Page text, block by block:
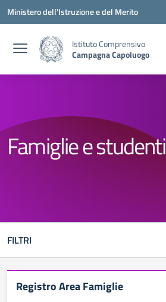
Vai ai contenuti
Vai al menu di navigazione
Vai al footer
Ministero dell'Istruzione e del Merito
Istituto Comprensivo
Campagna Capoluogo
Famiglie e studenti
FILTRI
Registro Area Famiglie